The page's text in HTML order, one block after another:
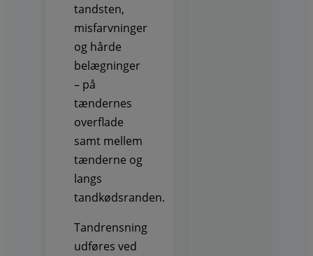
tandsten,
misfarvninger
og hårde
belægninger
– på
tændernes
overflade
samt mellem
tænderne og
langs
tandkødsranden.
Tandrensning
udføres ved